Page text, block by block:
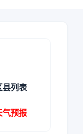
县列表
气预报